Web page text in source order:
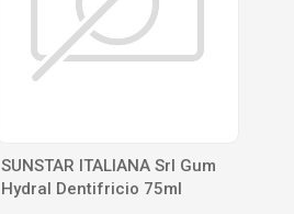
SUNSTAR ITALIANA Srl Gum
Hydral Dentifricio 75ml